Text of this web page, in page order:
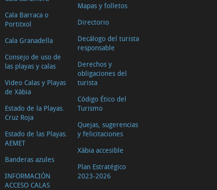
Cala Barraca o
Portitxol
Cala Granadella
Consejo de uso de
las playas y calas
Video Calas y Playas
de Xàbia
Estado de la Playas.
Cruz Roja
Estado de las Playas.
AEMET
Banderas azules
INFORMACIÓN
ACCESO CALAS
Mapas y folletos
Directorio
Decálogo del turista
responsable
Derechos y
obligaciones del
turista
Código Ético del
Turismo
Quejas, sugerencias
y felicitaciones
Xàbia accesible
Plan Estratégico
2023-2026